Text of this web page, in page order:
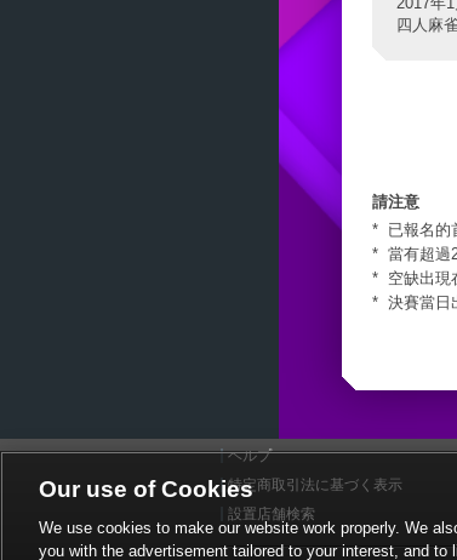
四人麻
請注意
已報名的
當有超過
空缺出現
決賽當日
ヘルプ
特定商取引法に基づく表示
設置店舗検索
Our use of Cookies
We use cookies to make our website work properly. We
you with the advertisement tailored to your interest, and